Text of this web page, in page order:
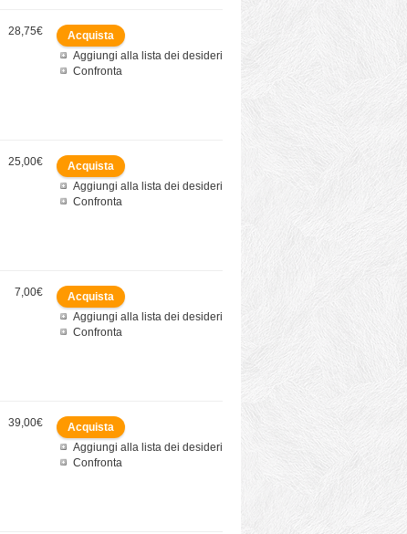
Aggiungi alla lista dei desideri
Confronta
28,75€
Aggiungi alla lista dei desideri
Confronta
25,00€
Aggiungi alla lista dei desideri
Confronta
7,00€
Aggiungi alla lista dei desideri
Confronta
39,00€